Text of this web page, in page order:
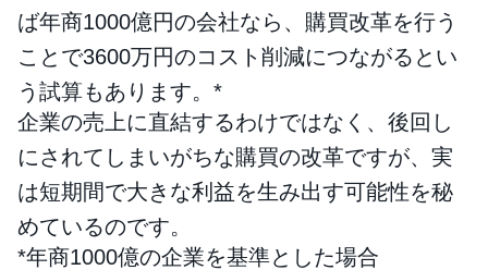
ば年商1000億円の会社なら、購買改革を行う
ことで3600万円のコスト削減につながるとい
う試算もあります。*
企業の売上に直結するわけではなく、後回し
にされてしまいがちな購買の改革ですが、実
は短期間で大きな利益を生み出す可能性を秘
めているのです。
*年商1000億の企業を基準とした場合